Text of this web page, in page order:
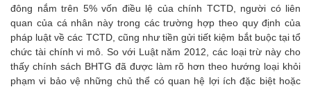
đông nắm trên 5% vốn điều lệ của chính TCTD, người có liên
quan của cá nhân này trong các trường hợp theo quy định của
pháp luật về các TCTD, cũng như tiền gửi tiết kiệm bắt buộc tại tổ
chức tài chính vi mô. So với Luật năm 2012, các loại trừ này cho
thấy chính sách BHTG đã được làm rõ hơn theo hướng loại khỏi
phạm vi bảo vệ những chủ thể có quan hệ lợi ích đặc biệt hoặc